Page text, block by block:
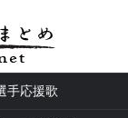
手応援歌